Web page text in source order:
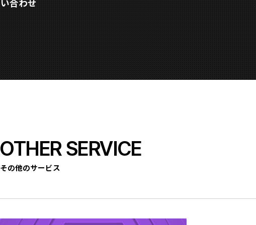
合わせ
OTHER SERVICE
その他のサービス